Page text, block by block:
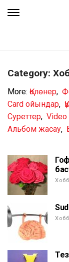
Category:
More: Қолөнер,
Card ойындар,
Суреттер, Video
Альбом жасау,